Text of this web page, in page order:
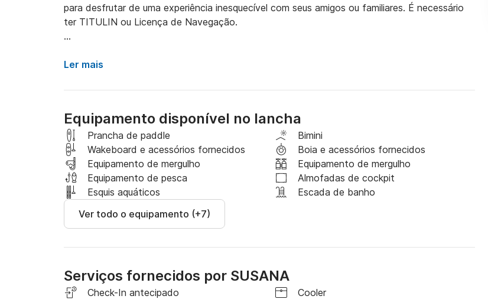
para desfrutar de uma experiência inesquecível com seus amigos ou familiares. É necessário
ter TITULIN ou Licença de Navegação.
USB - Toldo Bimini - Plataformas de banho - Rádio VHF - Escada de banheiro - Solário com
mínimo, menos de 150 motores que funcionam da mesma forma) - Todo o equipamento de
* O aluguel de meio dia corresponde a 4 horas e o aluguel de dia inteiro a 6 horas.
VOCÊ ESCOLHE O HORÁRIO de meio dia ou dia inteiro no intervalo de tempo das 9h às 20h.
Ler mais
Equipamento disponível no lancha
Prancha de paddle
Bimini
Wakeboard e acessórios fornecidos
Boia e acessórios fornecidos
Equipamento de mergulho
Equipamento de mergulho
Equipamento de pesca
Almofadas de cockpit
Esquis aquáticos
Escada de banho
Ver todo o equipamento (+7)
Serviços fornecidos por SUSANA
Check-In antecipado
Cooler